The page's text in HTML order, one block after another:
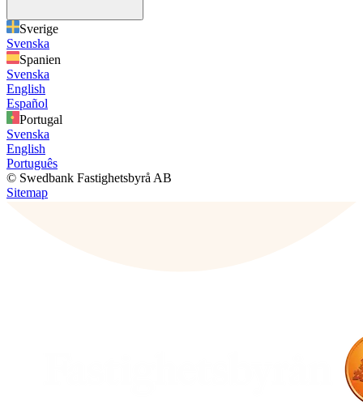
Sverige
Svenska
Spanien
Svenska
English
Español
Portugal
Svenska
English
Português
© Swedbank Fastighetsbyrå AB
Sitemap